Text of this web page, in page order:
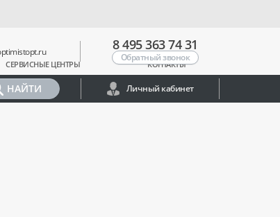
СЕРВИСНЫЕ ЦЕНТРЫ КОНТАКТЫ
8 495 363 74 31
Обратный звонок
НАЙТИ Личный кабинет